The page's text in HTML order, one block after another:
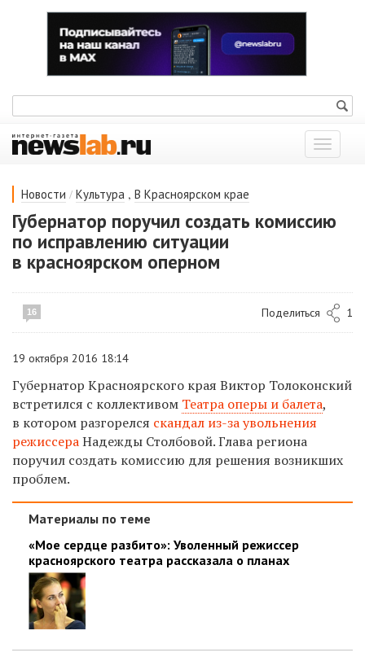
Показать
меню
Новости / Культура , В Красноярском крае
Губернатор поручил создать комиссию
по исправлению ситуации
в красноярском оперном
16 Поделиться 1
19 октября 2016 18:14
Губернатор Красноярского края Виктор Толоконский
встретился с коллективом Театра оперы и балета,
в котором разгорелся скандал из-за увольнения
режиссераНадежды Столбовой. Глава региона
поручил создать комиссию для решения возникших
проблем.
Материалы по теме
«Мое сердце разбито»: Уволенный режиссер
красноярского театра рассказала о планах